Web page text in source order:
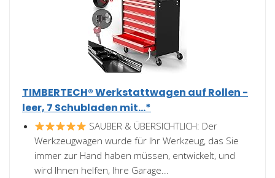
TIMBERTECH® Werkstattwagen auf Rollen -
leer, 7 Schubladen mit...*
SAUBER & ÜBERSICHTLICH: Der
Werkzeugwagen wurde für Ihr Werkzeug, das Sie
immer zur Hand haben müssen, entwickelt, und
wird Ihnen helfen, Ihre Garage...